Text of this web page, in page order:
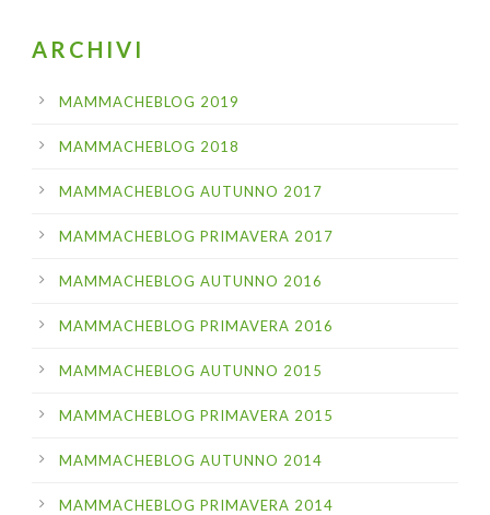
ARCHIVI
MAMMACHEBLOG 2019
MAMMACHEBLOG 2018
MAMMACHEBLOG AUTUNNO 2017
MAMMACHEBLOG PRIMAVERA 2017
MAMMACHEBLOG AUTUNNO 2016
MAMMACHEBLOG PRIMAVERA 2016
MAMMACHEBLOG AUTUNNO 2015
MAMMACHEBLOG PRIMAVERA 2015
MAMMACHEBLOG AUTUNNO 2014
MAMMACHEBLOG PRIMAVERA 2014